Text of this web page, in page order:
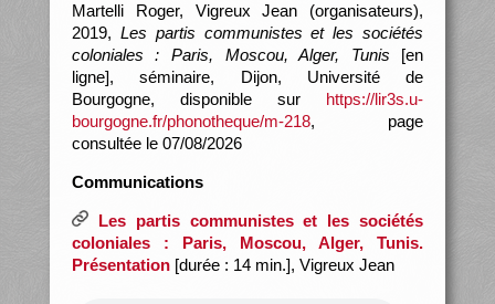
Martelli Roger, Vigreux Jean (organisateurs),
2019, Les partis communistes et les sociétés
coloniales : Paris, Moscou, Alger, Tunis [en
ligne], séminaire, Dijon, Université de
Bourgogne, disponible sur https://lir3s.u-
bourgogne.fr/phonotheque/m-218, page
consultée le 07/08/2026
Communications
Les partis communistes et les sociétés
coloniales : Paris, Moscou, Alger, Tunis.
Présentation[durée : 14 min.], Vigreux Jean